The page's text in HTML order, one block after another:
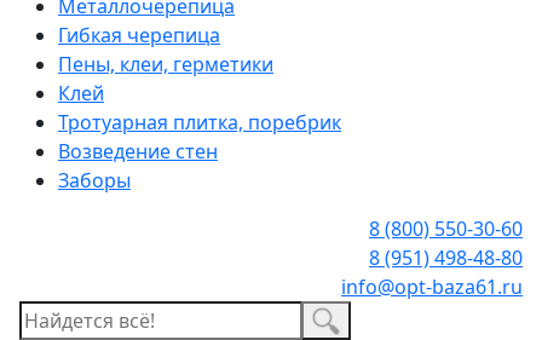
Металлочерепица
Гибкая черепица
Пены, клеи, герметики
Клей
Тротуарная плитка, поребрик
Возведение стен
Заборы
8 (800) 550-30-60
8 (951) 498-48-80
info@opt-baza61.ru